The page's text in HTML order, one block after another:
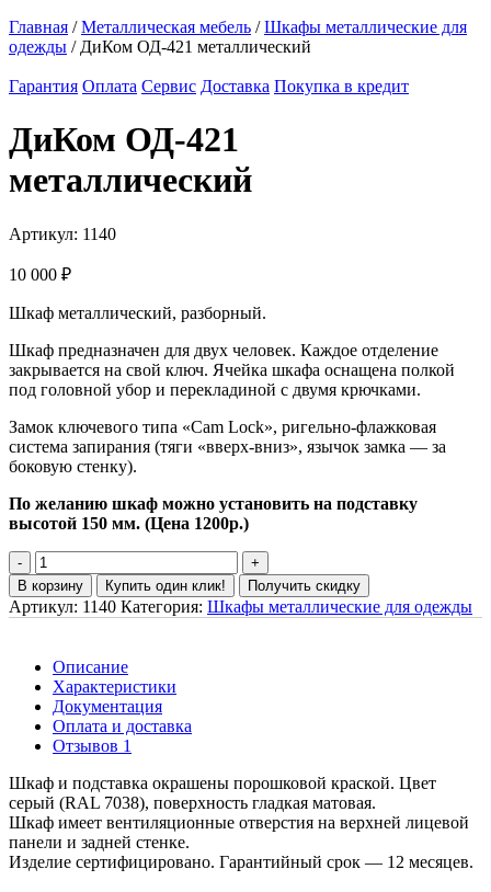
Главная /Металлическая мебель /Шкафы металлические для
одежды / ДиКом ОД-421 металлический
Гарантия Оплата Сервис Доставка Покупка в кредит
ДиКом ОД-421
металлический
Артикул: 1140
10 000 ₽
Шкаф металлический, разборный.
Шкаф предназначен для двух человек. Каждое отделение
закрывается на свой ключ. Ячейка шкафа оснащена полкой
под головной убор и перекладиной с двумя крючками.
Замок ключевого типа «Cam Lock», ригельно-флажковая
система запирания (тяги «вверх-вниз», язычок замка — за
боковую стенку).
По желанию шкаф можно установить на подставку
высотой 150 мм. (Цена 1200р.)
В корзину Купить один клик! Получить скидку
Артикул: 1140 Категория: Шкафы металлические для одежды
Описание
Характеристики
Документация
Оплата и доставка
Отзывов 1
Шкаф и подставка окрашены порошковой краской. Цвет
серый (RAL 7038), поверхность гладкая матовая.
Шкаф имеет вентиляционные отверстия на верхней лицевой
панели и задней стенке.
Изделие сертифицировано. Гарантийный срок — 12 месяцев.